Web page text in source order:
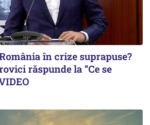
în crize suprapuse?
răspunde la ”Ce se